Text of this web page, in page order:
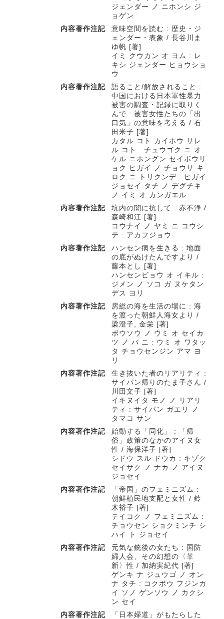
ジェンダー ノ ニホンシ ジ
ョゲン
内容著作注記
意味空間を読む : 歴史・ジ
ェンダー・表象 / 長谷川ま
ゆ帆 [著]
イミ クウカン オ ヨム : レ
キシ ジェンダー ヒョウショ
ウ
内容著作注記
語ること/解放されること :
中国における日本軍性暴力
被害の調査・記録に取りく
んで : 被害女性たちの「出
口気」の意味を考える / 石
田米子 [著]
カタル コト カイホウ サレ
ル コト : チュウゴク ニ オ
ケル ニホングン セイボウリ
ョク ヒガイ ノ チョウサ キ
ロク ニ トリクンデ : ヒガイ
ジョセイ タチ ノ デグチキ
ノ イミ オ カンガエル
内容著作注記
坑内の闇に抗して : 赤不浄 /
森崎和江 [著]
コウナイ ノ ヤミ ニ コウシ
テ : アカフジョウ
内容著作注記
ハンセン病を生きる : 地面
の底がぬけたんですより /
藤本とし [著]
ハンセンビョウ オ イキル :
ジメン ノ ソコ ガ ヌケタン
デス ヨリ
内容著作注記
房総の海を生活の場に : 海
を渡った朝鮮人海女より /
梁澄子, 金栄 [著]
ボウソウ ノ ウミ オ セイカ
ツ ノ バ ニ : ウミ オ ワタッ
タ チョウセンジン アマ ヨ
リ
内容著作注記
生き抜いた者のリアリティ :
サイパン帰りのたま子さん /
川田文子 [著]
イキヌイタ モノ ノ リアリ
ティ : サイパン ガエリ ノ
タマコ サン
内容著作注記
始動する「同化」 : 「帰
俗」政策のなかのアイヌ女
性 / 海保洋子 [著]
シドウ スル ドウカ : キゾク
セイサク ノ ナカ ノ アイヌ
ジョセイ
内容著作注記
「帝国」のフェミニズム :
朝鮮植民地支配と女性 / 鈴
木裕子 [著]
テイコク ノ フェミニズム :
チョウセン ショクミンチ シ
ハイ ト ジョセイ
内容著作注記
元気な銃後の女たち : 国防
婦人会、その幻想の〈革
新〉性 / 加納実紀代 [著]
ゲンキ ナ ジュウゴ ノ オン
ナ タチ : コクボウ フジンカ
イ ソノ ゲンソウ ノ カクシ
ン セイ
内容著作注記
「日本婦道」がもたらした